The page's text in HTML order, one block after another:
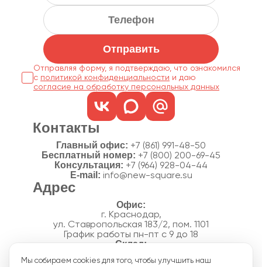
Отправить
Отправляя форму, я подтверждаю, что ознакомился
с политикой конфиденциальности
согласие на обработку персональных данных
Контакты
Главный офис: +7 (861) 991-48-50
Бесплатный номер: +7 (800) 200-69-45
Консультация: +7 (964) 928-04-44
E-mail: info@new-square.su
Адрес
г. Краснодар,
ул. Ставропольская 183/2, пом. 1101
График работы пн-пт с 9 до 18
п. Новознаменский, ул.Производственная, 15
Мы собираем cookies для того, чтобы улучшить наш